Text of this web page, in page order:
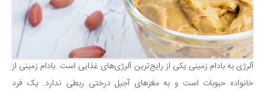
آلرژی به بادام زمینی یکی از رایج‌ترین آلرژی‌های غذایی است. بادام زمینی از
خانواده حبوبات است و به مغزهای آجیل درختی ربطی ندارد. یک فرد